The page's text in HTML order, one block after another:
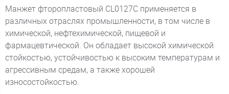
Манжет фторопластовый CL0127C применяется в
различных отраслях промышленности, в том числе в
химической, нефтехимической, пищевой и
фармацевтической. Он обладает высокой химической
стойкостью, устойчивостью к высоким температурам и
агрессивным средам, а также хорошей
износостойкостью.